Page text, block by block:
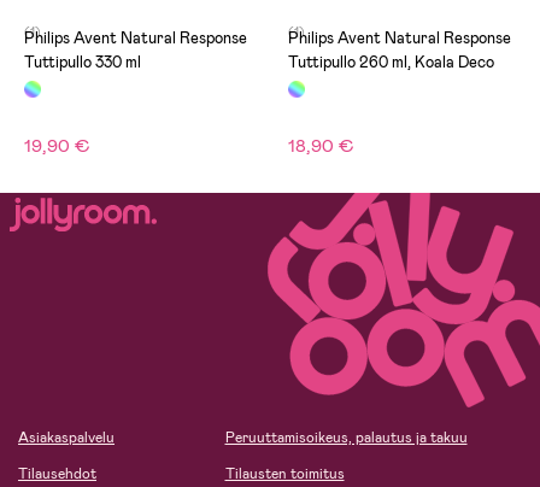
(1)
Philips Avent Natural Response
Tuttipullo 330 ml
19,90 €
(1)
Philips Avent Natural Response
Tuttipullo 260 ml, Koala Deco
18,90 €
Asiakaspalvelu
Tilausehdot
Peruuttamisoikeus, palautus ja takuu
Tilausten toimitus